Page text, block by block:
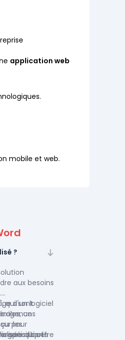
application web
mobile et web.
?
aux besoins
qui sont
un
les
d'un logiciel
pour
spécifiques
qui offre